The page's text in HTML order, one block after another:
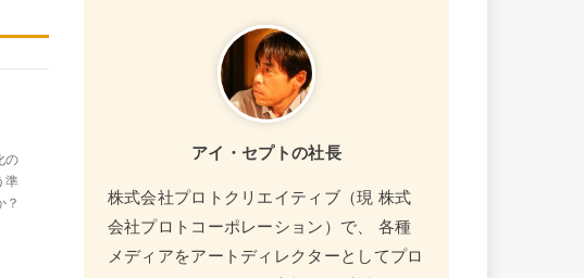
の
準
？
アイ・セプトの社長
株式会社プロトクリエイティブ（現 株式
会社プロトコーポレーション）で、 各種
メディアをアートディレクターとしてプロ